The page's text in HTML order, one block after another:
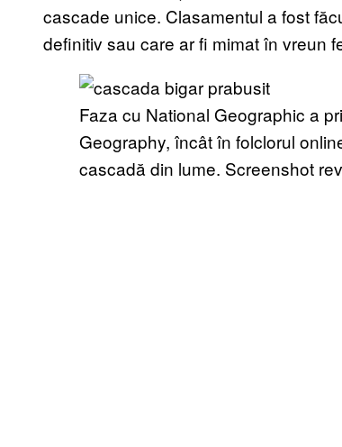
cascade unice. Clasamentul a fost
definitiv sau care ar fi mimat în vreun
Faza cu National Geographic a
Geography, încât în folclorul
cascadă din lume. Screenshot